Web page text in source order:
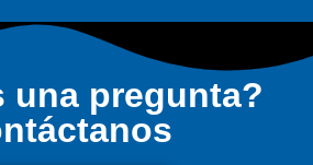
una pregunta?